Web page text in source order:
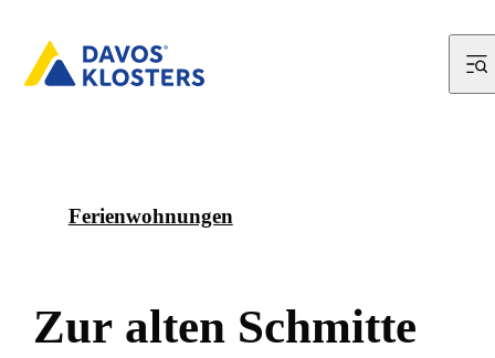
Ferienwohnungen
Zur alten Schmitte